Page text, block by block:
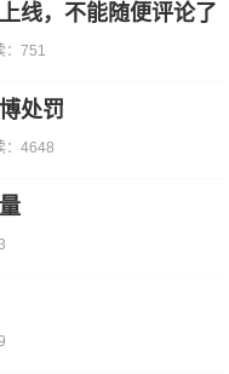
线，不能随便评论了
：751
处罚
：4648